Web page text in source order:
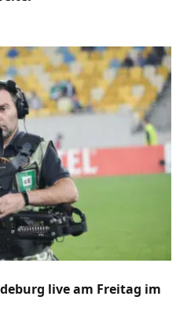
live am Freitag im